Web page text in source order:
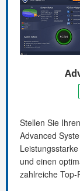
Stellen Sie
Advanced
und einen
zahlreiche